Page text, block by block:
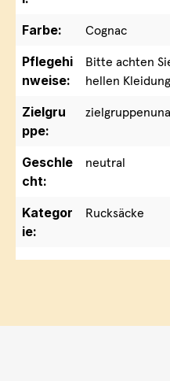
Farbe:
Cognac
Pflegehi
nweise:
Bitte achten
hellen
Zielgru
ppe:
Geschle
cht:
neutral
Kategor
ie:
Rucksäcke